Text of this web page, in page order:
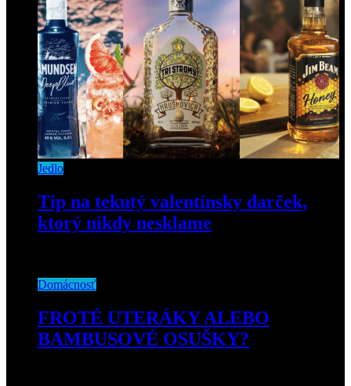
Jedlo
Tip na tekutý valentínsky darček,
ktorý nikdy nesklame
Domácnosť
FROTÉ UTERÁKY ALEBO
BAMBUSOVÉ OSUŠKY?